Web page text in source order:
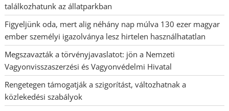
találkozhatunk az állatparkban
Figyeljünk oda, mert alig néhány nap múlva 130 ezer magyar
ember személyi igazolványa lesz hirtelen használhatatlan
Megszavazták a törvényjavaslatot: jön a Nemzeti
Vagyonvisszaszerzési és Vagyonvédelmi Hivatal
Rengetegen támogatják a szigorítást, változhatnak a
közlekedési szabályok